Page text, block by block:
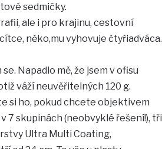
sedmičky.
ale i pro krajinu, cestovní
něko,mu vyhovuje čtyřiadváca.
Napadlo mě, že jsem v ofisu
váží neuvěřitelných 120 g.
si ho, pokud chcete objektivem
7 skupinách (neobvyklé řešení!), tři
Ultra Multi Coating,